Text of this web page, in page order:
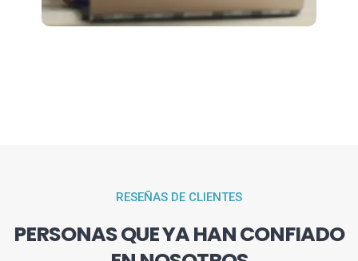
RESEÑAS DE CLIENTES
PERSONAS QUE YA HAN CONFIADO